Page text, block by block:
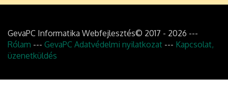
GevaPC Informatika Webfejlesztés© 2017 - 2026 ---
Rólam --- GevaPC Adatvédelmi nyilatkozat --- Kapcsolat,
üzenetküldés